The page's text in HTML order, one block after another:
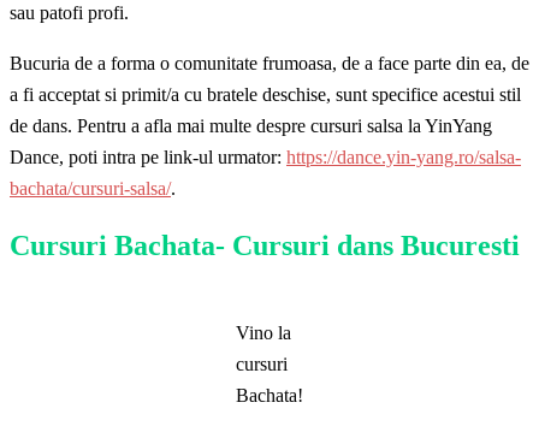
sau patofi profi.
Bucuria de a forma o comunitate frumoasa, de a face parte din ea, de
a fi acceptat si primit/a cu bratele deschise, sunt specifice acestui stil
de dans. Pentru a afla mai multe despre cursuri salsa la YinYang
Dance, poti intra pe link-ul urmator: https://dance.yin-yang.ro/salsa-
bachata/cursuri-salsa/.
Cursuri Bachata- Cursuri dans Bucuresti
Vino la
cursuri
Bachata!